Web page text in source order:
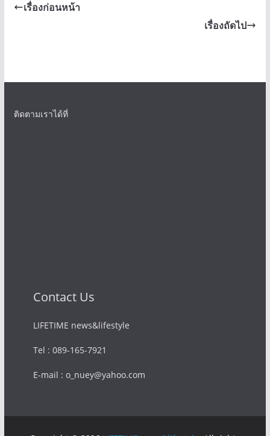
เรื่องก่อนหน้า
เรื่องถัดไป
ติดตามเราได้ที่
Contact Us
LIFETIME news&lifestyle
Tel : 089-165-7921
E-mail : o_nuey@yahoo.com